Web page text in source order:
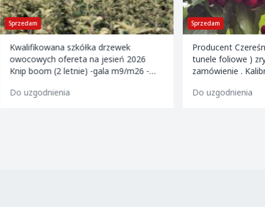
Sprzedam
Kwalifikowana szkółka drzewek
owocowych ofereta na jesień 2026
Knip boom (2 letnie) -gala m9/m26 -
m9 -paulared m9/m2
Do uzgodnienia
Sprzedam
Producent
tunele foliowe )
zamówienie . Kalibrowane , chłodzone i
Do uzgodnienia